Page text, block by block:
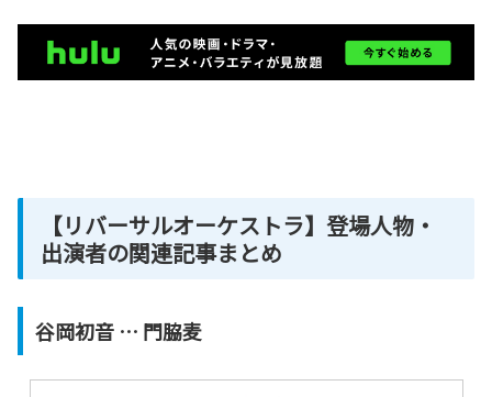
【リバーサルオーケストラ】登場人物・
出演者の関連記事まとめ
谷岡初音 … 門脇麦